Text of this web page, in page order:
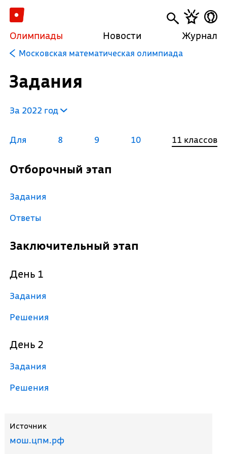
Олимпиады Новости Журнал
Московская математическая олимпиада
Задания
За 2022 год
Для 8 9 10 11 классов
Отборочный этап
Задания
Ответы
Заключительный этап
День 1
Задания
Решения
День 2
Задания
Решения
Источник
мош.цпм.рф